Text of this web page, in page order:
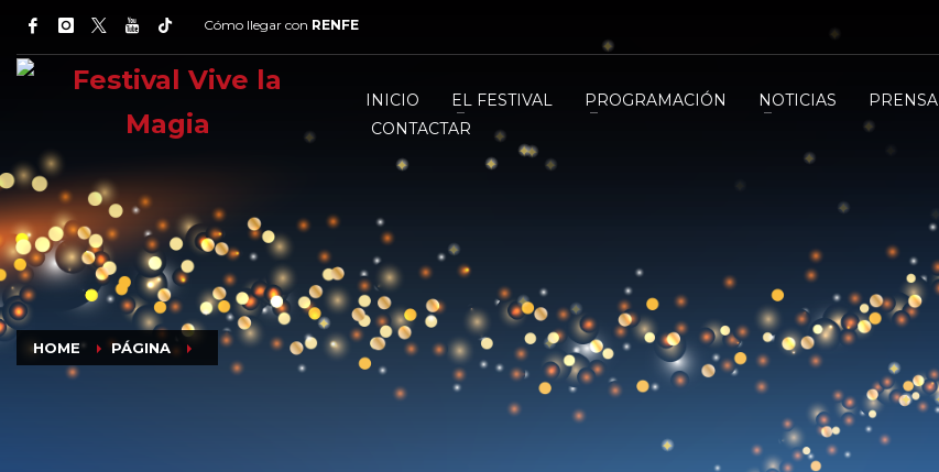
Cómo llegar con RENFE
INICIO EL FESTIVAL PROGRAMACIÓN NOTICIAS
PRENSA
CONTACTAR
HOME PÁGINA